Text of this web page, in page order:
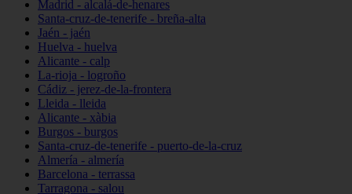
Madrid - alcalá-de-henares
Santa-cruz-de-tenerife - breña-alta
Jaén - jaén
Huelva - huelva
Alicante - calp
La-rioja - logroño
Cádiz - jerez-de-la-frontera
Lleida - lleida
Alicante - xàbia
Burgos - burgos
Santa-cruz-de-tenerife - puerto-de-la-cruz
Almería - almería
Barcelona - terrassa
Tarragona - salou